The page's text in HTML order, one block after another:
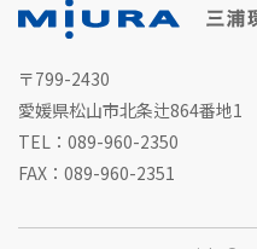
〒799-2430
愛媛県松山市北条辻864番地1
TEL：089-960-2350
FAX：089-960-2351